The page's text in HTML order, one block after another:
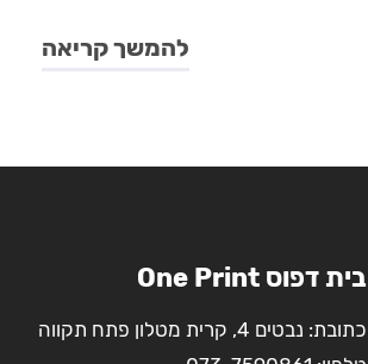
להמשך קריאה
בית דפוס One Print
כתובת: נבטים 4, קרית מטלון פתח תקווה